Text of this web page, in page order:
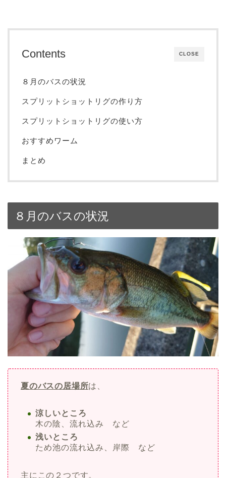
CLOSE
Contents
８月のバスの状況
スプリットショットリグの作り方
スプリットショットリグの使い方
おすすめワーム
まとめ
８月のバスの状況
夏のバスの居場所は、
涼しいところ
木の陰、流れ込み など
浅いところ
ため池の流れ込み、岸際 など
主にこの２つです。